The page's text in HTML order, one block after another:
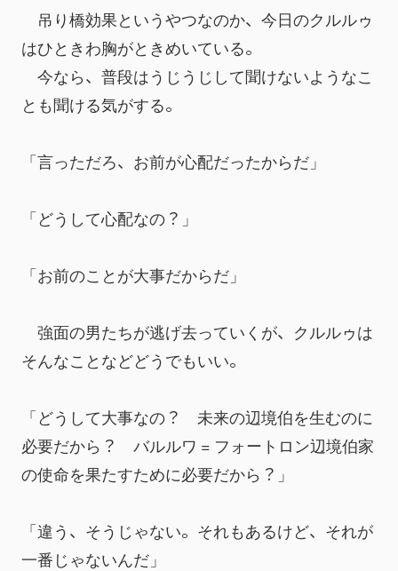
吊り橋効果というやつなのか、今日のクルルゥ
はひときわ胸がときめいている。
今なら、普段はうじうじして聞けないようなこ
とも聞ける気がする。
「言っただろ、お前が心配だったからだ」
「どうして心配なの？」
「お前のことが大事だからだ」
強面の男たちが逃げ去っていくが、クルルゥは
そんなことなどどうでもいい。
「どうして大事なの？　未来の辺境伯を生むのに
必要だから？　バルルワ = フォートロン辺境伯家
の使命を果たすために必要だから？」
「違う、そうじゃない。それもあるけど、それが
一番じゃないんだ」